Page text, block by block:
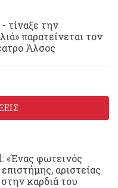
τίναξε την
παρατείνεται τον
Άλσος
«Ένας φωτεινός
αριστείας
καρδιά του